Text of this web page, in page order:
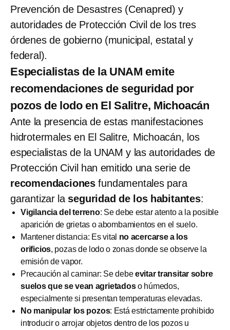
Prevención de Desastres (Cenapred) y
autoridades de Protección Civil de los tres
órdenes de gobierno (municipal, estatal y
federal).
Especialistas de la UNAM emite
recomendaciones de seguridad por
pozos de lodo en El Salitre, Michoacán
Ante la presencia de estas manifestaciones
hidrotermales en El Salitre, Michoacán, los
especialistas de la UNAM y las autoridades de
Protección Civil han emitido una serie de
recomendacionesfundamentales para
garantizar la seguridad de los habitantes:
Vigilancia del terreno: Se debe estar atento a la posible
aparición de grietas o abombamientos en el suelo.
Mantener distancia: Es vital no acercarse a los
orificios, pozas de lodo o zonas donde se observe la
emisión de vapor.
Precaución al caminar: Se debeevitar transitar sobre
suelos que se vean agrietadoso húmedos,
especialmente si presentan temperaturas elevadas.
No manipular los pozos: Está estrictamente prohibido
introducir o arrojar objetos dentro de los pozos u